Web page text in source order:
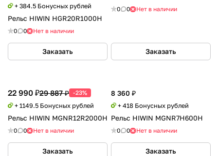
+ 384.5 Бонусных рублей
Рельс HIWIN HGR20R1000H
0 0 Нет в наличии
Заказать
0 0 Нет в наличии
Заказать
22 990 ₽29 887 ₽ -23%
+ 1149.5 Бонусных рублей
Рельс HIWIN MGNR12R2000H
0 0 Нет в наличии
Заказать
8 360 ₽
+ 418 Бонусных рублей
Рельс HIWIN MGNR7H600H
0 0 Нет в наличии
Заказать